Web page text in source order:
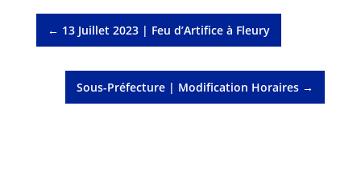
← 13 Juillet 2023 | Feu d’Artifice à Fleury
Sous-Préfecture | Modification Horaires →